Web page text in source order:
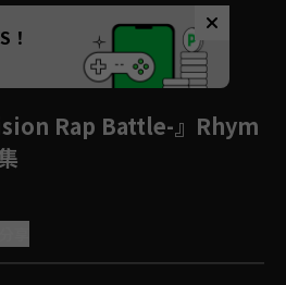
！
Rap Battle-』Rhym